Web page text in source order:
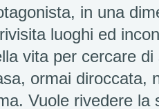
in una
luoghi ed
vita per cercare
ormai diroccata,
Vuole rivedere